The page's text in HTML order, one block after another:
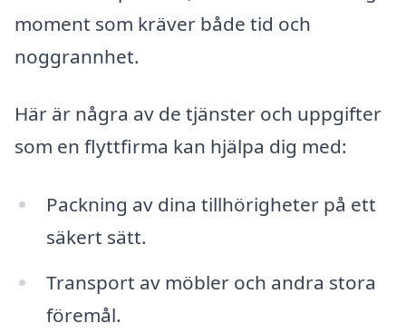
moment som kräver både tid och
noggrannhet.
Här är några av de tjänster och uppgifter
som en flyttfirma kan hjälpa dig med:
Packning av dina tillhörigheter på ett
säkert sätt.
Transport av möbler och andra stora
föremål.